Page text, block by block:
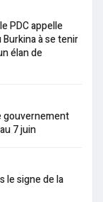
PDC appelle
à se tenir
élan de
gouvernement
7 juin
le signe de la